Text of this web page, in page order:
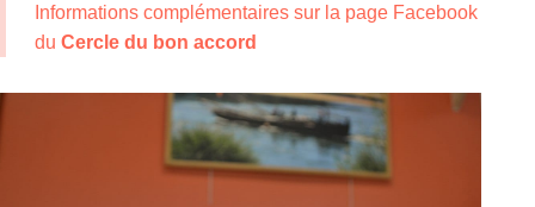
Informations complémentaires sur la page Facebook
du Cercle du bon accord